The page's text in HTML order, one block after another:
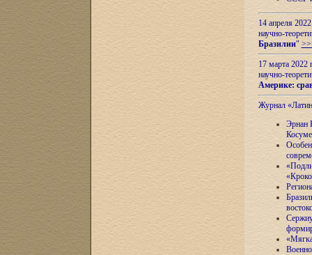
14 апреля
научно-
Бразилии"
17 марта 2022
научно-
Америке:
Журнал
Эрнан